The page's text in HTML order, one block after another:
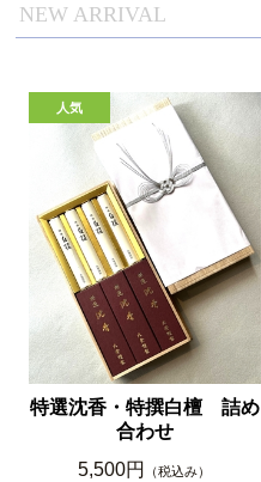
NEW ARRIVAL
特選沈香・特撰白檀 詰め
合わせ
5,500円
（税込み）